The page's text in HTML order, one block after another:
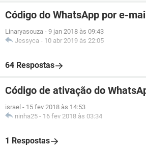
Código do WhatsApp por e-
Linaryasouza - 9 jan 2018 às 09:43
Jessyca - 10 abr 2019 às 22:05
64 Respostas
Código de ativação do
israel - 15 fev 2018 às 14:53
ninha25 - 16 fev 2018 às 03:34
1 Respostas